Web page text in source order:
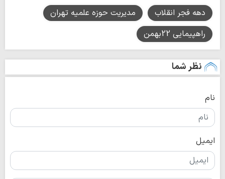
دهه فجر انقلاب
مدیریت حوزه علمیه تهران
راهپیمایی 22بهمن
نظر شما
نام
ایمیل